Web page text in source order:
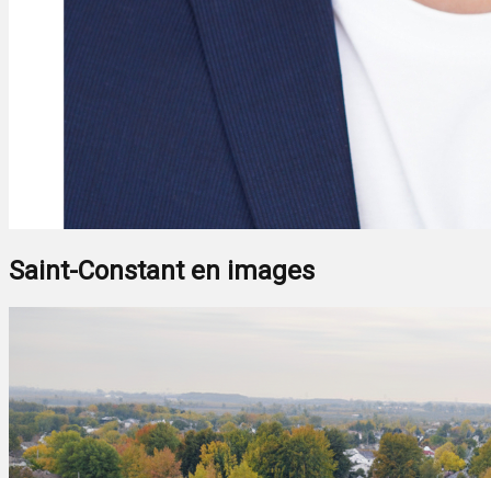
Saint-Constant en images